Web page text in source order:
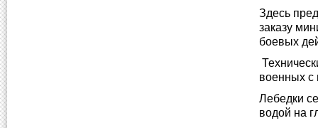
Здесь
заказу
боевых
военных с
Лебедки
водой на